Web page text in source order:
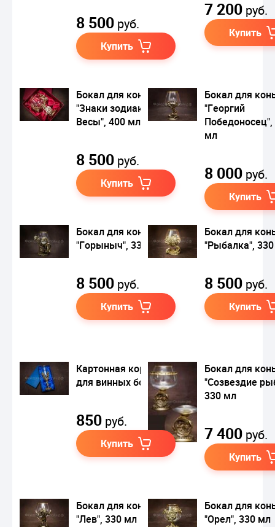
8 500 руб.
Купить
7 200 руб.
Купить
Бокал для коньяка
"Знаки зодиака.
Весы", 400 мл
8 500 руб.
Купить
Бокал для
"Георгий
Победоносец",
мл
8 000 руб.
Купить
Бокал для коньяка
"Горыныч", 330 мл
8 500 руб.
Купить
Бокал для
"Рыбалка",
8 500 руб.
Купить
Картонная коробка
для винных бокалов
850 руб.
Купить
Бокал для
"Созвездие
330 мл
7 400 руб.
Купить
Бокал для коньяка
"Лев", 330 мл
Бокал для
"Орел", 330 мл